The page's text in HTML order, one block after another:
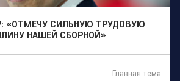
«ОТМЕЧУ СИЛЬНУЮ ТРУДОВУЮ
НАШЕЙ СБОРНОЙ»
Главная тема